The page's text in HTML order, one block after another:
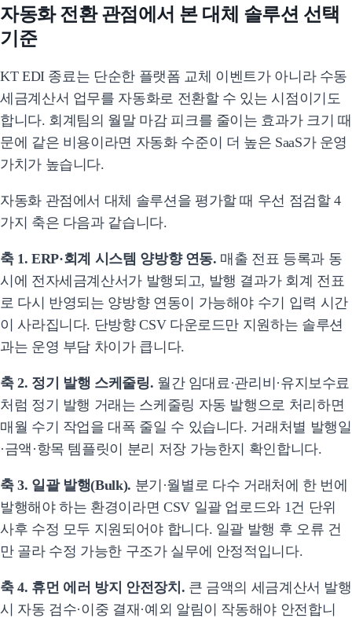
자동화 전환 관점에서 본 대체 솔루션 선택
기준
KT EDI 종료는 단순한 플랫폼 교체 이벤트가 아니라 수동
세금계산서 업무를 자동화로 전환할 수 있는 시점이기도
합니다. 회계팀의 월말 마감 피크를 줄이는 효과가 크기 때
문에 같은 비용이라면 자동화 수준이 더 높은 SaaS가 운영
가치가 높습니다.
자동화 관점에서 대체 솔루션을 평가할 때 우선 점검할 4
가지 축은 다음과 같습니다.
축 1. ERP·회계 시스템 양방향 연동. 매출 전표 등록과 동
시에 전자세금계산서가 발행되고, 발행 결과가 회계 전표
로 다시 반영되는 양방향 연동이 가능해야 수기 입력 시간
이 사라집니다. 단방향 CSV 다운로드만 지원하는 솔루션
과는 운영 부담 차이가 큽니다.
축 2. 정기 발행 스케줄링. 월간 임대료·관리비·유지보수료
처럼 정기 발행 거래는 스케줄링 자동 발행으로 처리하면
매월 수기 작업을 대폭 줄일 수 있습니다. 거래처별 발행일
·금액·항목 템플릿이 분리 저장 가능한지 확인합니다.
축 3. 일괄 발행(Bulk). 분기·월별로 다수 거래처에 한 번에
발행해야 하는 환경이라면 CSV 일괄 업로드와 1건 단위
사후 수정 모두 지원되어야 합니다. 일괄 발행 후 오류 건
만 골라 수정 가능한 구조가 실무에 안정적입니다.
축 4. 휴먼 에러 방지 안전장치. 큰 금액의 세금계산서 발행
시 자동 검수·이중 결재·예외 알림이 작동해야 안전합니